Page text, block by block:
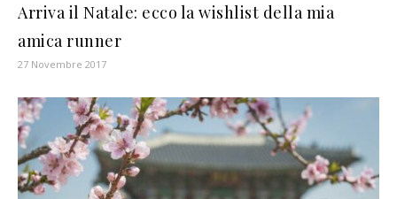
Arriva il Natale: ecco la wishlist della mia
amica runner
27 Novembre 2017